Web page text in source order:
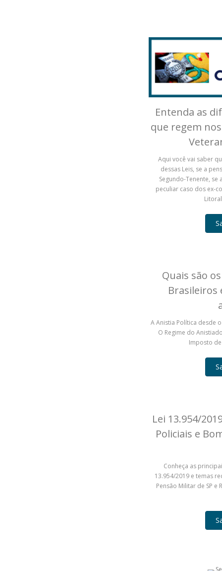
Entenda as
que regem
Aqui você vai saber
dessas Leis, se a
Segundo-Tenente,
peculiar caso dos ex-
Quais são
Brasileiros
A Anistia Política desde
O Regime do
Imposto
Lei 13.954/
Policiais e
Conheça as
13.954/2019 e temas
Pensão Militar de SP e